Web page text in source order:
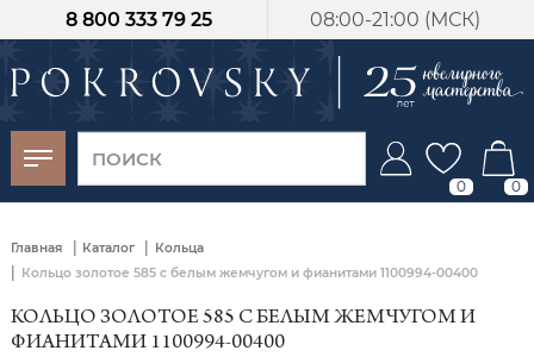
08:00-21:00 (МСК)
8 800 333 79 25
0 0
Главная | Каталог | Кольца
| Кольцо золотое 585 с белым жемчугом и фианитами 1100994-00400
КОЛЬЦО ЗОЛОТОЕ 585 С БЕЛЫМ ЖЕМЧУГОМ И
ФИАНИТАМИ 1100994-00400
-30%
от 15 дней с
момента оплаты